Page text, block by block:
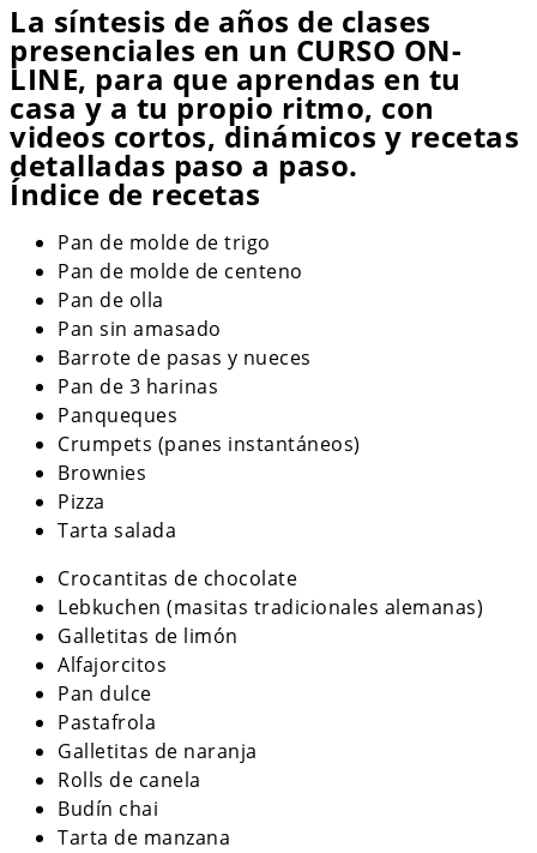
La síntesis de años de clases
presenciales en un CURSO ON-
LINE, para que aprendas en tu
casa y a tu propio ritmo, con
videos cortos, dinámicos y recetas
detalladas paso a paso.
Índice de recetas
Pan de molde de trigo
Pan de molde de centeno
Pan de olla
Pan sin amasado
Barrote de pasas y nueces
Pan de 3 harinas
Panqueques
Crumpets (panes instantáneos)
Brownies
Pizza
Tarta salada
Crocantitas de chocolate
Lebkuchen (masitas tradicionales alemanas)
Galletitas de limón
Alfajorcitos
Pan dulce
Pastafrola
Galletitas de naranja
Rolls de canela
Budín chai
Tarta de manzana